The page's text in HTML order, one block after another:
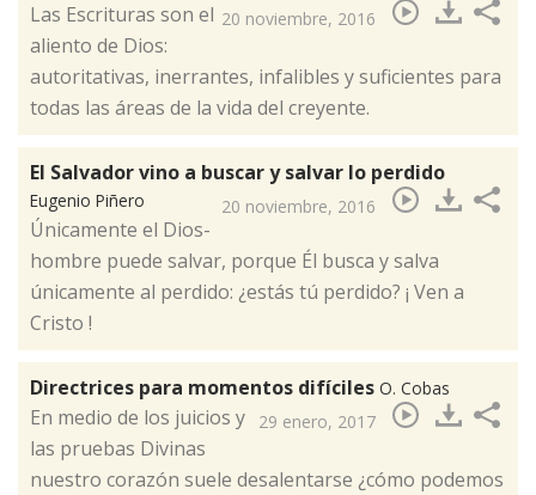
20 noviembre, 2016
Las Escrituras son el
aliento de Dios:
autoritativas, inerrantes, infalibles y suficientes para
todas las áreas de la vida del creyente.​
El Salvador vino a buscar y salvar lo perdido
Eugenio Piñero 20 noviembre, 2016
Únicamente el Dios-
hombre puede salvar, porque Él busca y salva
únicamente al perdido: ¿estás tú perdido? ¡ Ven a
Cristo !​
Directrices para momentos difíciles O. Cobas
29 enero, 2017
En medio de los juicios y
las pruebas Divinas
nuestro corazón suele desalentarse ¿cómo podemos